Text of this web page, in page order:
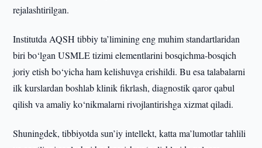
rejalashtirilgan.
Institutda AQSH tibbiy ta’limining eng muhim standartlaridan
biri bo‘lgan USMLE tizimi elementlarini bosqichma-bosqich
joriy etish bo‘yicha ham kelishuvga erishildi. Bu esa talabalarni
ilk kurslardan boshlab klinik fikrlash, diagnostik qaror qabul
qilish va amaliy ko‘nikmalarni rivojlantirishga xizmat qiladi.
Shuningdek, tibbiyotda sun’iy intellekt, katta ma’lumotlar tahlili